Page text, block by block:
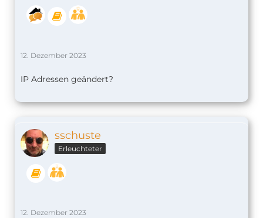
12. Dezember 2023
IP Adressen geändert?
sschuste
Erleuchteter
12. Dezember 2023